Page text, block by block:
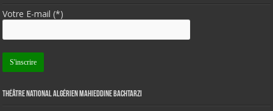
Votre E-mail (*)
Théâtre National Algérien Mahieddine Bachtarzi